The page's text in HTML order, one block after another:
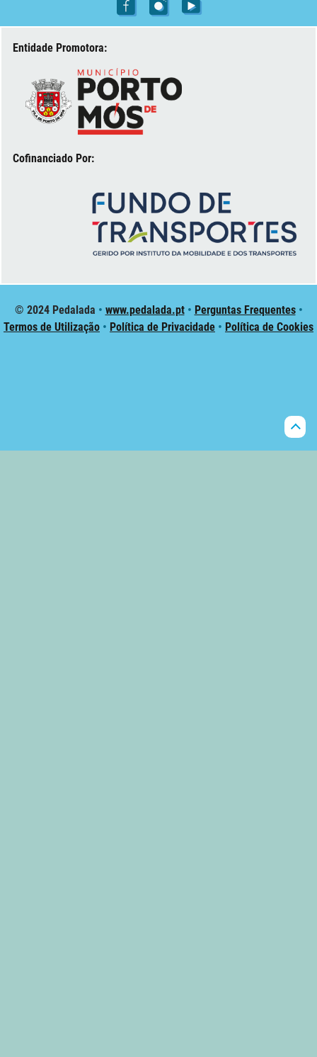
Entidade Promotora:
Cofinanciado Por:
© 2024 Pedalada • www.pedalada.pt • Perguntas Frequentes •
Termos de Utilização • Política de Privacidade • Política de Cookies